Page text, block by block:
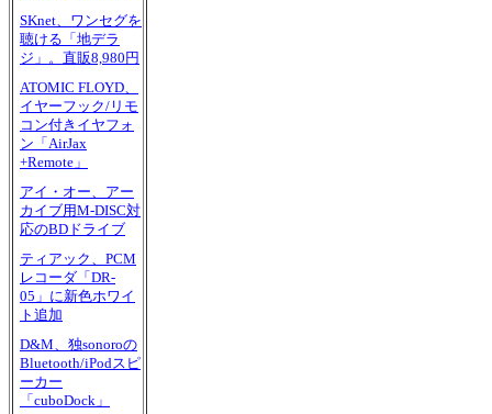
SKnet、ワンセグを
聴ける「地デラ
ジ」。直販8,980円
ATOMIC FLOYD、
イヤーフック/リモ
コン付きイヤフォ
ン「AirJax
+Remote」
アイ・オー、アー
カイブ用M-DISC対
応のBDドライブ
ティアック、PCM
レコーダ「DR-
05」に新色ホワイ
ト追加
D&M、独sonoroの
Bluetooth/iPodスピ
ーカー
「cuboDock」